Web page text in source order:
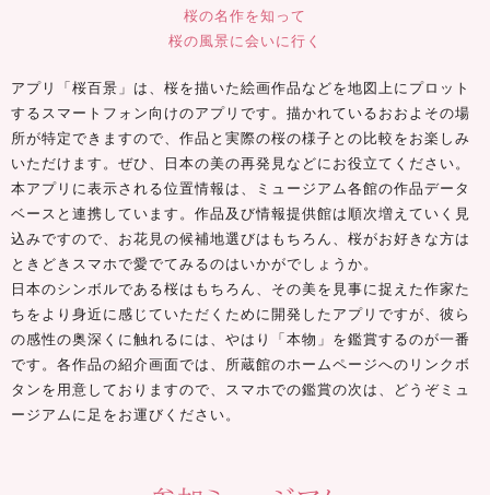
桜の名作を知って
桜の風景に会いに行く
アプリ「桜百景」は、桜を描いた絵画作品などを地図上にプロット
するスマートフォン向けのアプリです。描かれているおおよその場
所が特定できますので、作品と実際の桜の様子との比較をお楽しみ
いただけます。ぜひ、日本の美の再発見などにお役立てください。
本アプリに表示される位置情報は、ミュージアム各館の作品データ
ベースと連携しています。作品及び情報提供館は順次増えていく見
込みですので、お花見の候補地選びはもちろん、桜がお好きな方は
ときどきスマホで愛でてみるのはいかがでしょうか。
日本のシンボルである桜はもちろん、その美を見事に捉えた作家た
ちをより身近に感じていただくために開発したアプリですが、彼ら
の感性の奥深くに触れるには、やはり「本物」を鑑賞するのが一番
です。各作品の紹介画面では、所蔵館のホームページへのリンクボ
タンを用意しておりますので、スマホでの鑑賞の次は、どうぞミュ
ージアムに足をお運びください。